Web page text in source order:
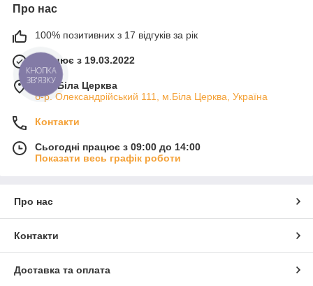
Про нас
100% позитивних з 17 відгуків за рік
Працює з 19.03.2022
м. м.Біла Церква
б-р. Олександрійський 111, м.Біла Церква, Україна
Контакти
Сьогодні працює з 09:00 до 14:00
Показати весь графік роботи
Про нас
Контакти
Доставка та оплата
КНОПКА
ЗВ'ЯЗКУ